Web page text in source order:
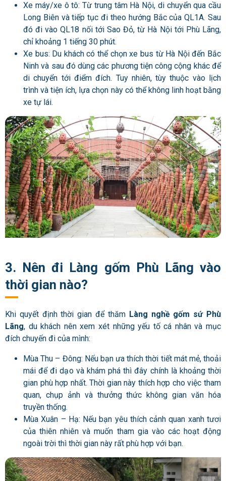
Xe máy/xe ô tô: Từ trung tâm Hà Nội, di chuyển qua cầu
Long Biên và tiếp tục đi theo hướng Bắc của QL1A. Sau
đó đi vào QL18 nối tới Sao Đỏ, từ Hà Nội tới Phù Lãng,
chỉ khoảng 1 tiếng 30 phút.
Xe bus: Du khách có thể chọn xe bus từ Hà Nội đến Bắc
Ninh và sau đó dùng các phương tiện công cộng khác để
di chuyển tới điểm đích. Tuy nhiên, tùy thuộc vào lịch
trình và tiện ích, lựa chọn này có thể không linh hoạt bằng
xe tự lái.
3. Nên đi Làng gốm Phù Lãng vào
thời gian nào?
Khi quyết định thời gian để thămLàng nghề gốm sứ Phù
Lãng, du khách nên xem xét những yếu tố cá nhân và mục
đích chuyến đi của mình:
Mùa Thu – Đông: Nếu bạn ưa thích thời tiết mát mẻ, thoải
mái để đi dạo và khám phá thì đây chính là khoảng thời
gian phù hợp nhất. Thời gian này thích hợp cho việc tham
quan, chụp ảnh và thưởng thức không gian văn hóa
truyền thống.
Mùa Xuân – Hạ: Nếu bạn yêu thích cảnh quan xanh tươi
của thiên nhiên và muốn tham gia vào các hoạt động
ngoài trời thì thời gian này rất phù hợp với bạn.